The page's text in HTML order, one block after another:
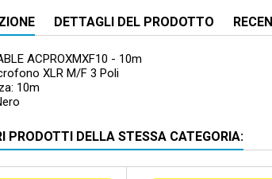
DETTAGLI DEL PRODOTTO
ACPROXMXF10 - 10m
XLR M/F 3 Poli
10m
PRODOTTI DELLA STESSA CATEGORIA: